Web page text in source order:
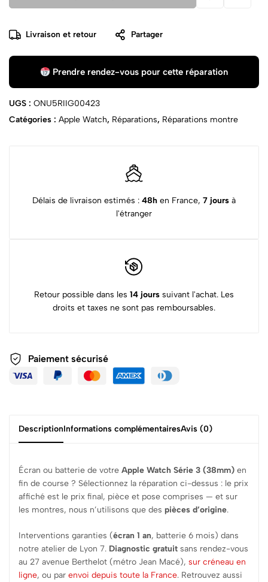
Livraison et retour Partager
Prendre rendez-vous pour cette réparation
UGS : ONU5RIIG00423
Catégories : Apple Watch, Réparations, Réparations montre
Délais de livraison estimés : 48h en France, 7 jours à
l'étranger
Retour possible dans les 14 jours suivant l'achat. Les
droits et taxes ne sont pas remboursables.
Paiement sécurisé
DescriptionInformations complémentairesAvis (0)
Écran ou batterie de votre Apple Watch Série 3 (38mm) en
fin de course ? Sélectionnez la réparation ci-dessus : le prix
affiché est le prix final, pièce et pose comprises — et sur
les montres, nous n’utilisons que des pièces d’origine.
Interventions garanties (écran 1 an, batterie 6 mois) dans
notre atelier de Lyon 7. Diagnostic gratuit sans rendez-vous
au 27 avenue Berthelot (métro Jean Macé), sur créneau en
ligne, ou par envoi depuis toute la France. Retrouvez aussi